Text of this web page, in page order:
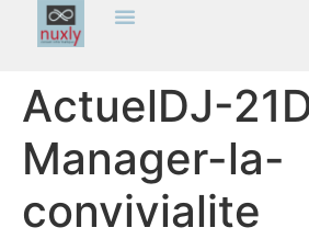
ActuelDJ-
Manager-la-
convivialite